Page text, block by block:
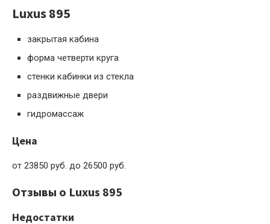
Luxus 895
закрытая кабина
форма четверти круга
стенки кабинки из стекла
раздвижные двери
гидромассаж
Цена
от 23850 руб. до 26500 руб.
Отзывы о Luxus 895
Недостатки